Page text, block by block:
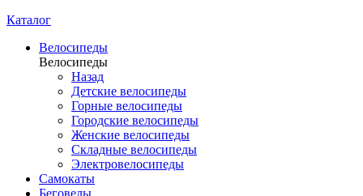
Каталог
Велосипеды
Велосипеды
Назад
Детские велосипеды
Горные велосипеды
Городские велосипеды
Женские велосипеды
Складные велосипеды
Электровелосипеды
Самокаты
Беговелы